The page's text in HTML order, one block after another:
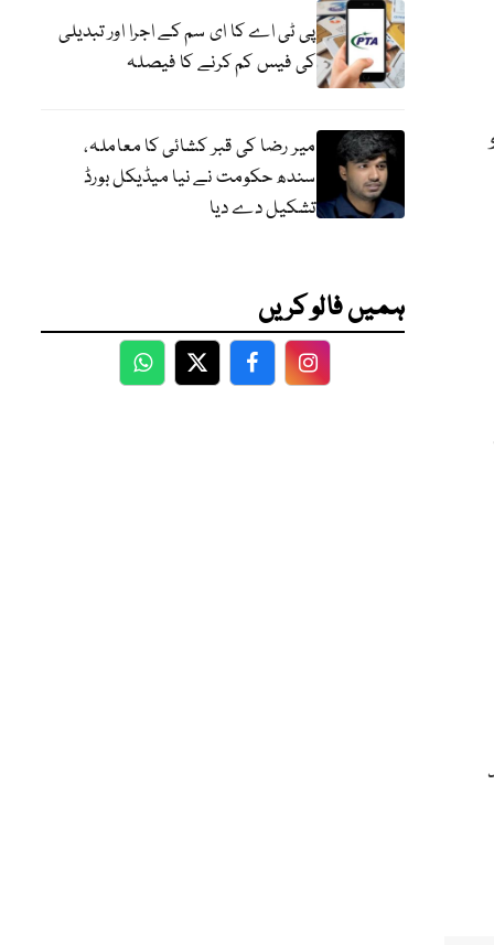
پی ٹی اے کا ای سم کے اجرا اور تبدیلی
کی فیس کم کرنے کا فیصلہ
میر رضا کی قبر کشائی کا معاملہ،
سندھ حکومت نے نیا میڈیکل بورڈ
تشکیل دے دیا
ہمیں فالو کریں
WhatsApp
TwitterFacebookFacebook